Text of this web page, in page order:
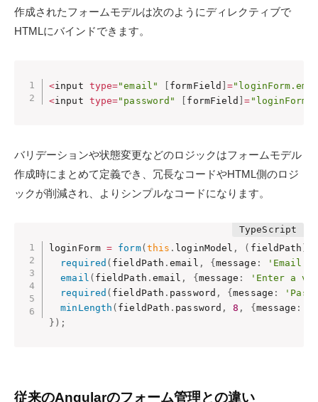
作成されたフォームモデルは次のようにディレクティブで
HTMLにバインドできます。
<input type="email" [ formField ]=
<input type="password" [ formField ]=
バリデーションや状態変更などのロジックはフォームモデル
作成時にまとめて定義でき、冗長なコードやHTML側のロジ
ックが削減され、よりシンプルなコードになります。
loginForm = form(this . loginModel , ( fieldPath )
required ( fieldPath .email , {message :
'Email
email ( fieldPath . email , {message :
'Enter a
required ( fieldPath . password , {message :
minLength ( fieldPath . password , 8 , {message :
} ) ;
従来のAngularのフォーム管理との違い